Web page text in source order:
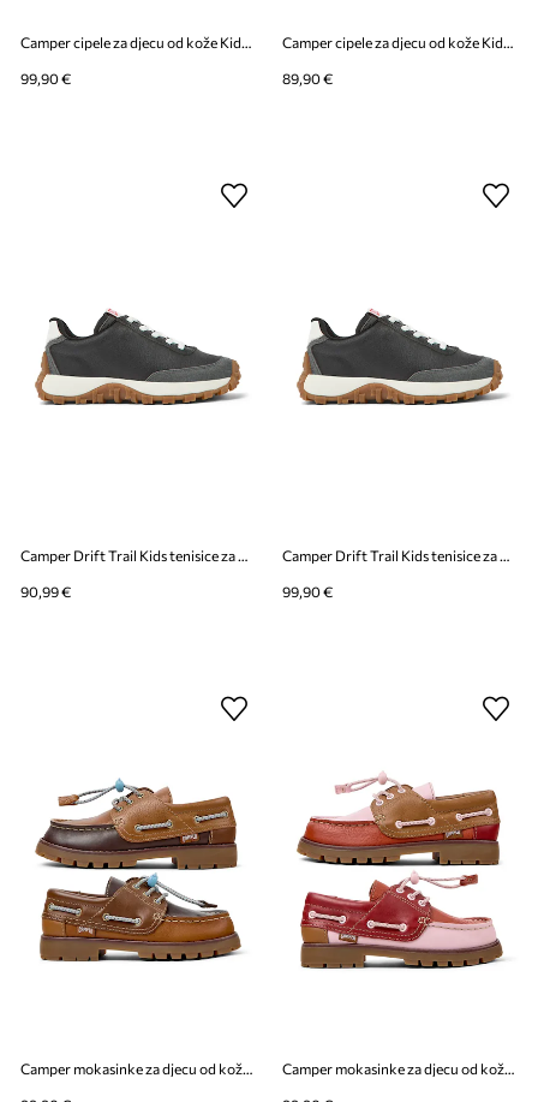
99,90 € 89,90 €
Camper Drift Trail Kids tenisice za djecu
90,99 €
Camper Drift Trail Kids tenisice za djecu
99,90 €
Camper mokasinke za djecu od kože Compas Kids TWS Camper mokasinke za djecu od kože Compas Kids TWS